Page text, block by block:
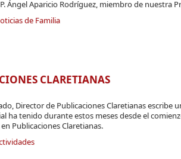
Ángel Aparicio Rodríguez, miembro de nuestra
de Familia
CLARETIANAS
Director de Publicaciones Claretianas escribe
ha tenido durante estos meses desde el
Publicaciones Claretianas.